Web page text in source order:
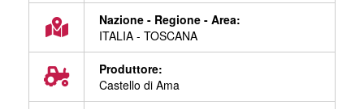
Nazione - Regione - Area:
ITALIA - TOSCANA
Produttore:
Castello di Ama